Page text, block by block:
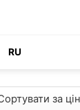
RU